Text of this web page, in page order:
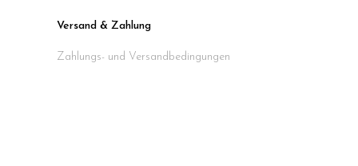
Versand & Zahlung
Zahlungs- und Versandbedingungen